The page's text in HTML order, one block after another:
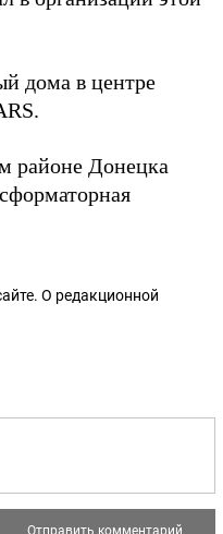
дома в центре
районе Донецка
О редакционной